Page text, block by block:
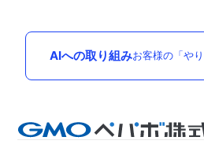
AIへの取り組みお客様の「や